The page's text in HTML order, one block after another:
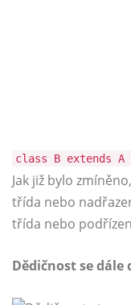
class B extends
Jak již bylo
třída nebo
třída nebo
Dědičnost se